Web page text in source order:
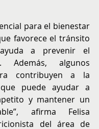
para el bienestar
favorece el tránsito
a prevenir el
Además, algunos
contribuyen a la
puede ayudar a
y mantener un
afirma Felisa
del área de